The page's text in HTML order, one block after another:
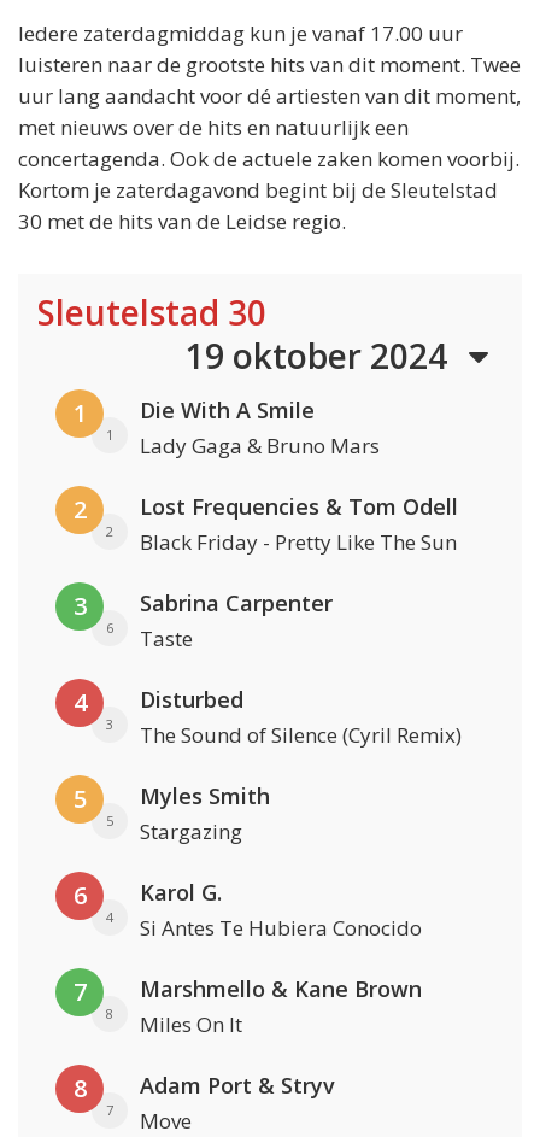
Iedere zaterdagmiddag kun je vanaf 17.00 uur
luisteren naar de grootste hits van dit moment. Twee
uur lang aandacht voor dé artiesten van dit moment,
met nieuws over de hits en natuurlijk een
concertagenda. Ook de actuele zaken komen voorbij.
Kortom je zaterdagavond begint bij de Sleutelstad
30 met de hits van de Leidse regio.
Sleutelstad 30
19 oktober 2024
1
1
Die With A Smile
Lady Gaga & Bruno Mars
2
2
Lost Frequencies & Tom Odell
Black Friday - Pretty Like The Sun
3
6
Sabrina Carpenter
Taste
4
3
Disturbed
The Sound of Silence (Cyril Remix)
5
5
Myles Smith
Stargazing
6
4
Karol G.
Si Antes Te Hubiera Conocido
7
8
Marshmello & Kane Brown
Miles On It
8
7
Adam Port & Stryv
Move